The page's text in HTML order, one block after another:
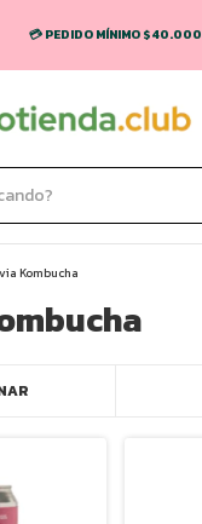
💳 PEDIDO MÍNIMO $40.000
Kombucha